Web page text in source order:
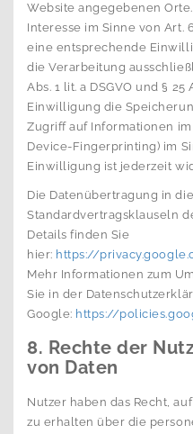
Website angegebenen
Interesse im Sinne von Art.
eine entsprechende
die Verarbeitung
Abs. 1 lit. a DSGVO und § 25
Einwilligung die
Zugriff auf Informationen im
Device-Fingerprinting) im
Einwilligung ist jederzeit
Die Datenübertragung in
Standardvertragsklauseln
Details finden Sie
hier: https://
Mehr Informationen zum
Sie in der
Google: https://
8. Rechte der
von Daten
Nutzer haben das Recht,
zu erhalten über die